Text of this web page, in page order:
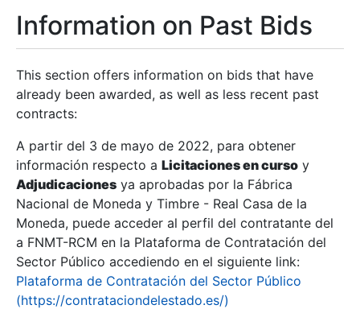
Show/Hide
Show/Hide
Information on Past Bids
This section offers information on bids that have
already been awarded, as well as less recent past
contracts:
A partir del 3 de mayo de 2022, para obtener
información respecto a Licitaciones en curso y
Adjudicaciones ya aprobadas por la Fábrica
Nacional de Moneda y Timbre - Real Casa de la
Moneda, puede acceder al perfil del contratante del
a FNMT-RCM en la Plataforma de Contratación del
Sector Público accediendo en el siguiente link:
Plataforma de Contratación del Sector Público
(https://contrataciondelestado.es/)